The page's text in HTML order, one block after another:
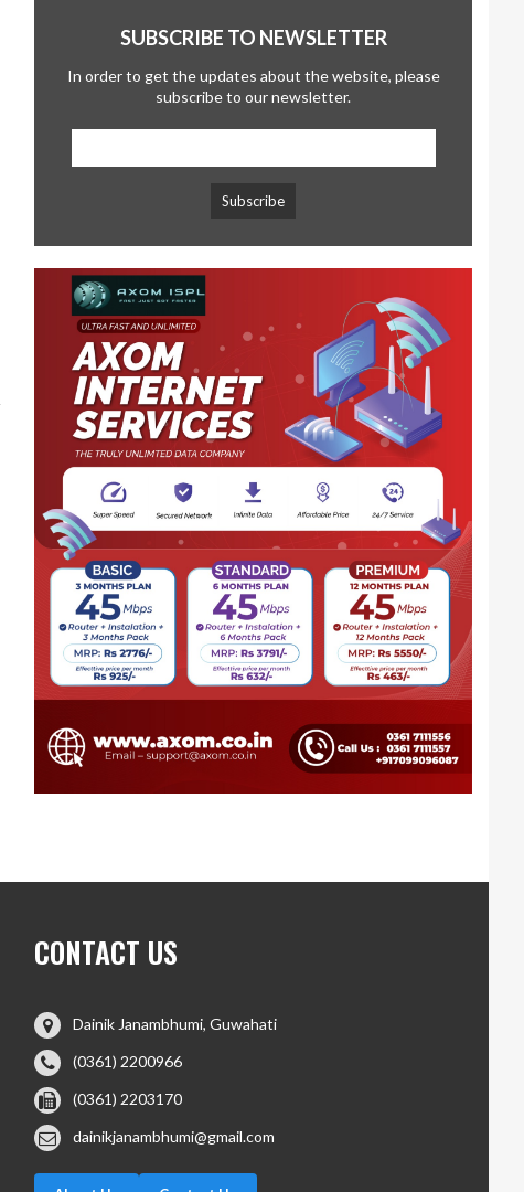
SUBSCRIBE TO NEWSLETTER
In order to get the updates about the website, please
subscribe to our newsletter.
CONTACT US
Dainik Janambhumi, Guwahati
(0361) 2200966
(0361) 2203170
dainikjanambhumi@gmail.com